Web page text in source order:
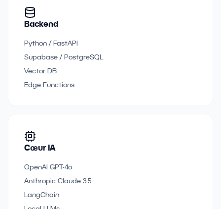
Backend
Python / FastAPI
Supabase / PostgreSQL
Vector DB
Edge Functions
Cœur IA
OpenAI GPT-4o
Anthropic Claude 3.5
LangChain